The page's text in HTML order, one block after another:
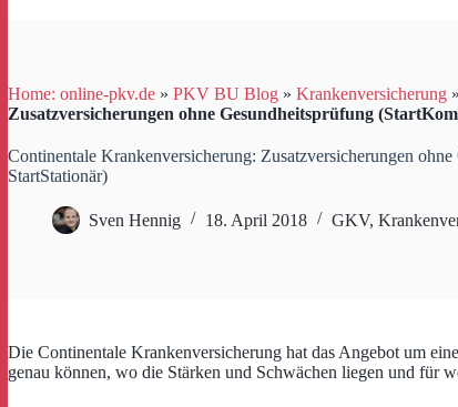
Home: online-pkv.de » PKV BU Blog » Krankenversicherung »
Zusatzversicherungen ohne Gesundheitsprüfung
Continentale Krankenversicherung: Zusatzversicherungen
StartStationär)
Sven Hennig 18. April 2018 GKV,
Die Continentale Krankenversicherung hat das Angebot um
genau können, wo die Stärken und Schwächen liegen und für